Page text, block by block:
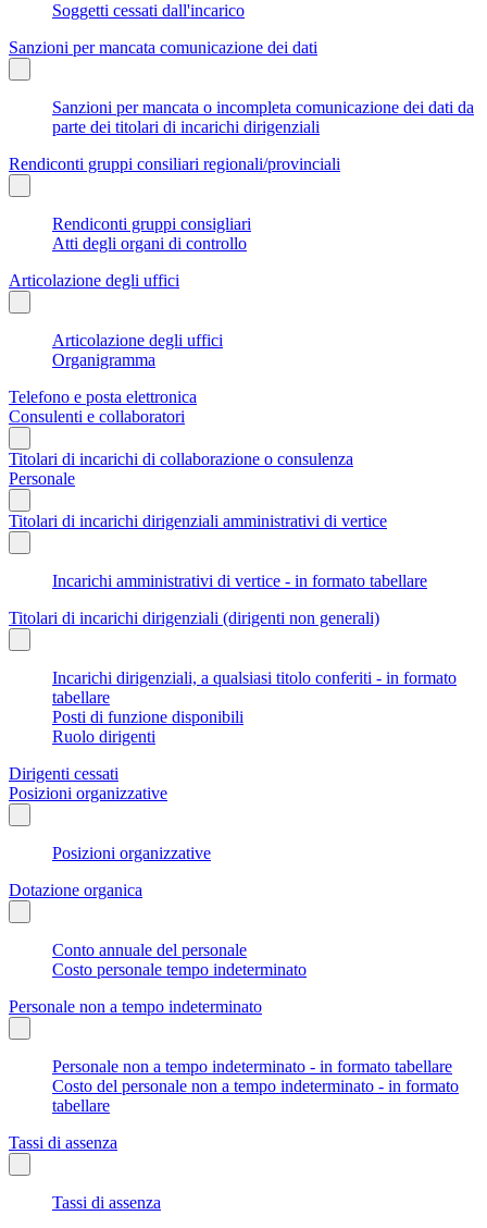
Soggetti cessati dall'incarico
Sanzioni per mancata comunicazione dei dati
Sanzioni per mancata o incompleta comunicazione dei dati da
parte dei titolari di incarichi dirigenziali
Rendiconti gruppi consiliari regionali/provinciali
Rendiconti gruppi consigliari
Atti degli organi di controllo
Articolazione degli uffici
Articolazione degli uffici
Organigramma
Telefono e posta elettronica
Consulenti e collaboratori
Titolari di incarichi di collaborazione o consulenza
Personale
Titolari di incarichi dirigenziali amministrativi di vertice
Incarichi amministrativi di vertice - in formato tabellare
Titolari di incarichi dirigenziali (dirigenti non generali)
Incarichi dirigenziali, a qualsiasi titolo conferiti - in formato
tabellare
Posti di funzione disponibili
Ruolo dirigenti
Dirigenti cessati
Posizioni organizzative
Posizioni organizzative
Dotazione organica
Conto annuale del personale
Costo personale tempo indeterminato
Personale non a tempo indeterminato
Personale non a tempo indeterminato - in formato tabellare
Costo del personale non a tempo indeterminato - in formato
tabellare
Tassi di assenza
Tassi di assenza